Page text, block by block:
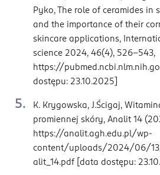
Pyko, The role of ceramides in
and the importance of their
skincare applications,
science 2024, 46(4), 526–543,
https://
dostępu: 23.10.2025]
K. Krygowska, J.Ścigaj,
promiennej skóry, Analit 14
https://analit.agh.edu.pl/wp-
content/uploads/2024/06/
alit_14.pdf [data dostępu: